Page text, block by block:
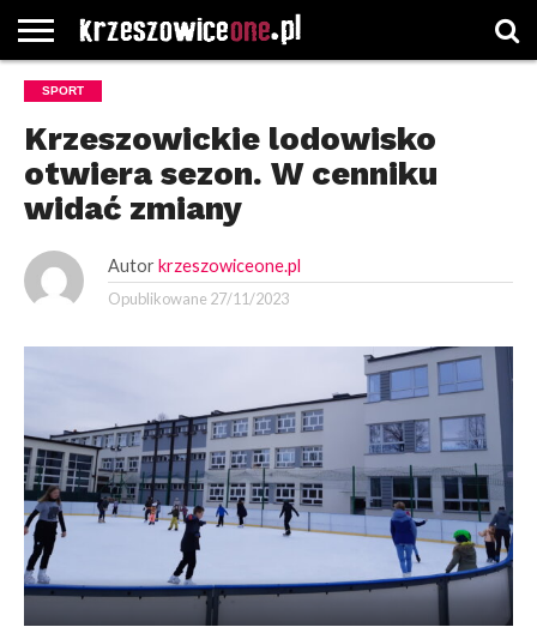
STRONA
GŁÓWNA
WYBORY
WYBIERZ
ROZKŁADY
GREGORCZYK
KONTAKT
SPORT
Krzeszowickie lodowisko
otwiera sezon. W cenniku
widać zmiany
Autor krzeszowiceone.pl
Opublikowane 27/11/2023